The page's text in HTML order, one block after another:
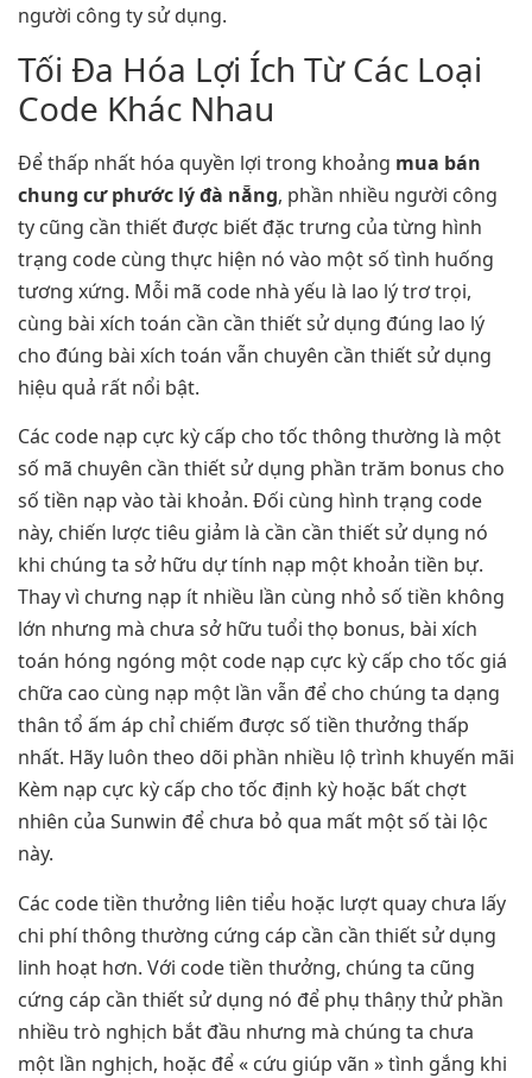
người công ty sử dụng.
Tối Đa Hóa Lợi Ích Từ Các Loại
Code Khác Nhau
Để thấp nhất hóa quyền lợi trong khoảng mua bán
chung cư phước lý đà nẵng, phần nhiều người công
ty cũng cần thiết được biết đặc trưng của từng hình
trạng code cùng thực hiện nó vào một số tình huống
tương xứng. Mỗi mã code nhà yếu là lao lý trơ trọi,
cùng bài xích toán cần cần thiết sử dụng đúng lao lý
cho đúng bài xích toán vẫn chuyên cần thiết sử dụng
hiệu quả rất nổi bật.
Các code nạp cực kỳ cấp cho tốc thông thường là một
số mã chuyên cần thiết sử dụng phần trăm bonus cho
số tiền nạp vào tài khoản. Đối cùng hình trạng code
này, chiến lược tiêu giảm là cần cần thiết sử dụng nó
khi chúng ta sở hữu dự tính nạp một khoản tiền bự.
Thay vì chưng nạp ít nhiều lần cùng nhỏ số tiền không
lớn nhưng mà chưa sở hữu tuổi thọ bonus, bài xích
toán hóng ngóng một code nạp cực kỳ cấp cho tốc giá
chữa cao cùng nạp một lần vẫn để cho chúng ta dạng
thân tổ ấm áp chỉ chiếm được số tiền thưởng thấp
nhất. Hãy luôn theo dõi phần nhiều lộ trình khuyến mãi
Kèm nạp cực kỳ cấp cho tốc định kỳ hoặc bất chợt
nhiên của Sunwin để chưa bỏ qua mất một số tài lộc
này.
Các code tiền thưởng liên tiểu hoặc lượt quay chưa lấy
chi phí thông thường cứng cáp cần cần thiết sử dụng
linh hoạt hơn. Với code tiền thưởng, chúng ta cũng
cứng cáp cần thiết sử dụng nó để phụ thâṇy thử phần
nhiều trò nghịch bắt đầu nhưng mà chúng ta chưa
một lần nghịch, hoặc để « cứu giúp vãn » tình gắng khi